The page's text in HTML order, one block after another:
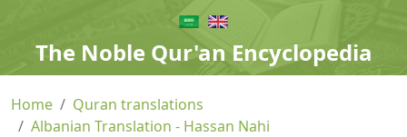
The Noble Qur'an Encyclopedia
Home
Quran translations
Albanian Translation - Hassan Nahi